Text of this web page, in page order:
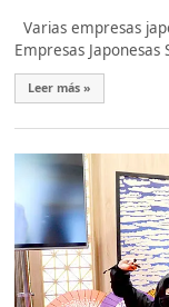
Varias empresas
Empresas Japonesas
Leer más »